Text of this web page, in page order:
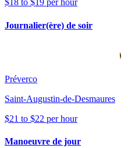
$18 to $19 per hour
Journalier(ère) de soir
Préverco
Saint-Augustin-de-Desmaures
$21 to $22 per hour
Manoeuvre de jour